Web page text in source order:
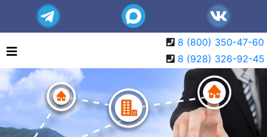
8 (800) 350-47-60
8 (928) 326-92-45